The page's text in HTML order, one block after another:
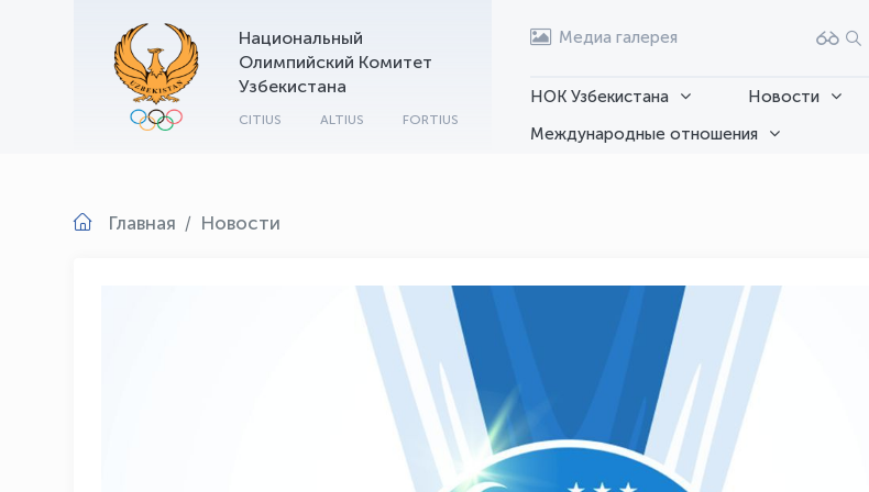
Национальный
Олимпийский Комитет
Узбекистана
CITIUS ALTIUS FORTIUS
Медиа галерея
НОК Узбекистана Новости
Международные отношения
Главная Новости